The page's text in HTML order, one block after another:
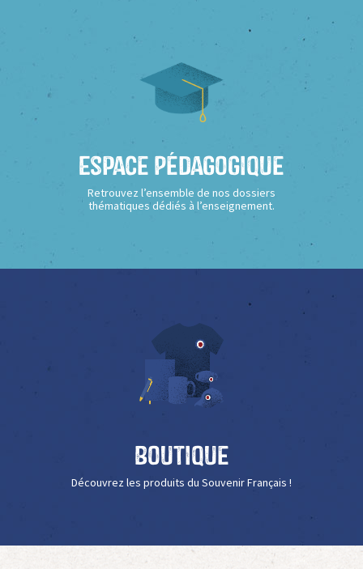
Espace Pédagogique
Retrouvez l’ensemble de nos dossiers
thématiques dédiés à l’enseignement.
Boutique
Découvrez les produits du Souvenir Français !